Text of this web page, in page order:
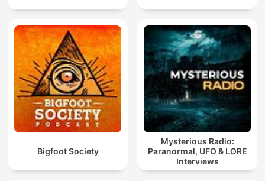
Bigfoot Society
Mysterious Radio:
Paranormal, UFO & LORE
Interviews